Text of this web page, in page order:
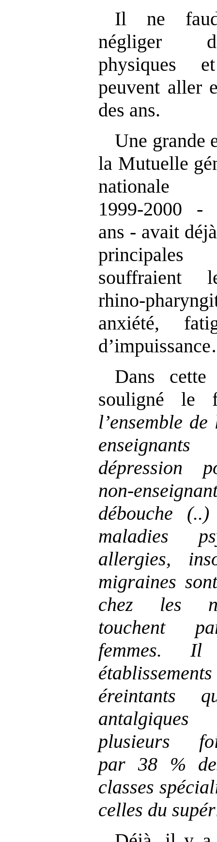
Il ne
négliger
physiques
peuvent aller
des ans.
Une grande
la Mutuelle
1999‑2000
ans - avait
principales
souffraient
anxiété,
Dans
souligné
l’ensemble
dépression
non‑
débouche
maladies
allergies,
migraines
chez les
touchent
femmes.
éreintants
antalgiques
plusieurs
par 38
%
classes
celles du